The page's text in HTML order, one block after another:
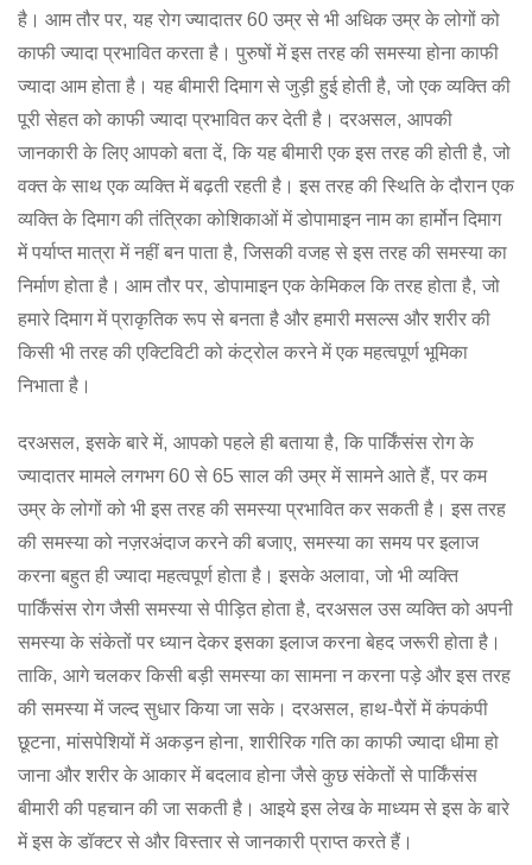
है। आम तौर पर, यह रोग ज्यादातर 60 उम्र से भी अधिक उम्र के लोगों को
काफी ज्यादा प्रभावित करता है। पुरुषों में इस तरह की समस्या होना काफी
ज्यादा आम होता है। यह बीमारी दिमाग से जुड़ी हुई होती है, जो एक व्यक्ति की
पूरी सेहत को काफी ज्यादा प्रभावित कर देती है। दरअसल, आपकी
जानकारी के लिए आपको बता दें, कि यह बीमारी एक इस तरह की होती है, जो
वक्त के साथ एक व्यक्ति में बढ़ती रहती है। इस तरह की स्थिति के दौरान एक
व्यक्ति के दिमाग की तंत्रिका कोशिकाओं में डोपामाइन नाम का हार्मोन दिमाग
में पर्याप्त मात्रा में नहीं बन पाता है, जिसकी वजह से इस तरह की समस्या का
निर्माण होता है। आम तौर पर, डोपामाइन एक केमिकल कि तरह होता है, जो
हमारे दिमाग में प्राकृतिक रूप से बनता है और हमारी मसल्स और शरीर की
किसी भी तरह की एक्टिविटी को कंट्रोल करने में एक महत्वपूर्ण भूमिका
निभाता है।
दरअसल, इसके बारे में, आपको पहले ही बताया है, कि पार्किंसंस रोग के
ज्यादातर मामले लगभग 60 से 65 साल की उम्र में सामने आते हैं, पर कम
उम्र के लोगों को भी इस तरह की समस्या प्रभावित कर सकती है। इस तरह
की समस्या को नज़रअंदाज करने की बजाए, समस्या का समय पर इलाज
करना बहुत ही ज्यादा महत्वपूर्ण होता है। इसके अलावा, जो भी व्यक्ति
पार्किंसंस रोग जैसी समस्या से पीड़ित होता है, दरअसल उस व्यक्ति को अपनी
समस्या के संकेतों पर ध्यान देकर इसका इलाज करना बेहद जरूरी होता है।
ताकि, आगे चलकर किसी बड़ी समस्या का सामना न करना पड़े और इस तरह
की समस्या में जल्द सुधार किया जा सके। दरअसल, हाथ-पैरों में कंपकंपी
छूटना, मांसपेशियों में अकड़न होना, शारीरिक गति का काफी ज्यादा धीमा हो
जाना और शरीर के आकार में बदलाव होना जैसे कुछ संकेतों से पार्किंसंस
बीमारी की पहचान की जा सकती है। आइये इस लेख के माध्यम से इस के बारे
में इस के डॉक्टर से और विस्तार से जानकारी प्राप्त करते हैं।